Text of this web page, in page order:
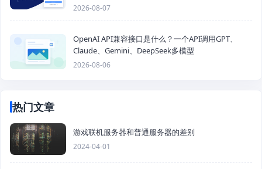
2026-08-07
OpenAI API兼容接口是什么？一个API调用GPT、
Claude、Gemini、DeepSeek多模型
2026-08-06
热门文章
游戏联机服务器和普通服务器的差别
2024-04-01